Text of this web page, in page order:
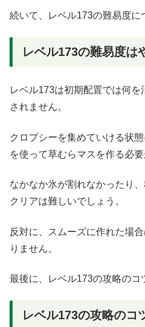
続いて、レベル173の難易度に
レベル173の難易度は
レベル173は初期配置では何を
されません。
クロプシーを集めていける状
を使って草むらマスを作る必要
なかなか氷が割れなかったり
クリアは難しいでしょう。
反対に、スムーズに作れた場
りません。
最後に、レベル173の攻略のコ
レベル173の攻略のコ